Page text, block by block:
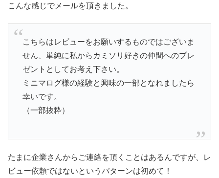
こんな感じでメールを頂きました。
こちらはレビューをお願いするものではございま
せん、単純に私からカミソリ好きの仲間へのプレ
ゼントとしてお考え下さい。
ミニマログ様の経験と興味の一部となれましたら
幸いです。
（一部抜粋）
たまに企業さんからご連絡を頂くことはあるんですが、レ
ビュー依頼ではないというパターンは初めて！